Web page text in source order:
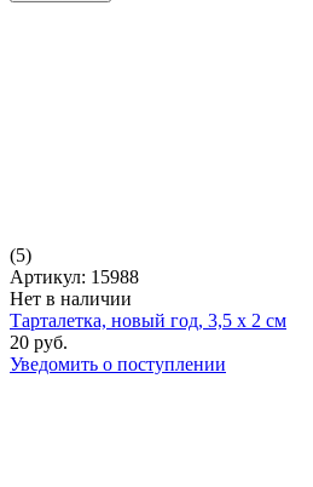
(5)
Артикул: 15988
Нет в наличии
Тарталетка, новый год, 3,5 х 2 см
20 руб.
Уведомить о поступлении